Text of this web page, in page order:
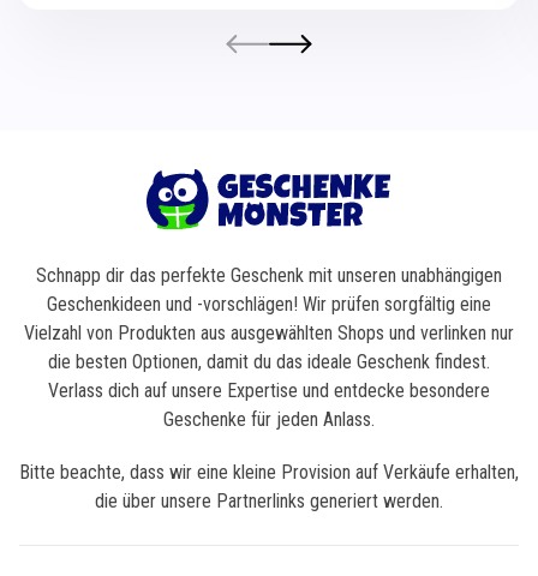
Schnapp dir das perfekte Geschenk mit unseren unabhängigen
Geschenkideen und -vorschlägen! Wir prüfen sorgfältig eine
Vielzahl von Produkten aus ausgewählten Shops und verlinken nur
die besten Optionen, damit du das ideale Geschenk findest.
Verlass dich auf unsere Expertise und entdecke besondere
Geschenke für jeden Anlass.
Bitte beachte, dass wir eine kleine Provision auf Verkäufe erhalten,
die über unsere Partnerlinks generiert werden.